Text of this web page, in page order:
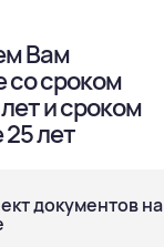
Вам
со сроком
и сроком
лет
документов на